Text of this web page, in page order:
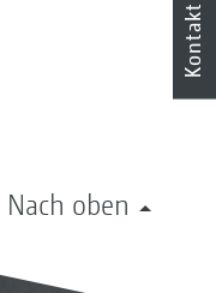
Nach oben
Kontakt